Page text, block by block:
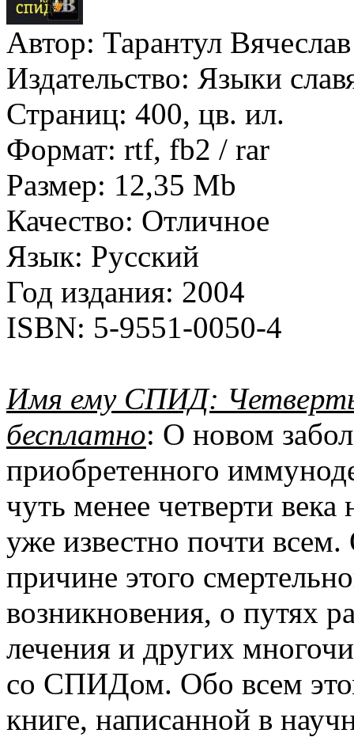
Автор: Тарантул Вячеслав
Издательство: Языки
Страниц: 400, цв. ил.
Формат: rtf, fb2 / rar
Размер: 12,35 Mb
Качество: Отличное
Язык: Русский
Год издания: 2004
ISBN: 5-9551-0050-4
Имя ему СПИД:
бесплатно: О новом
приобретенного
чуть менее четверти
уже известно почти
причине этого
возникновения, о путях
лечения и других
со СПИДом. Обо всем
книге, написанной в